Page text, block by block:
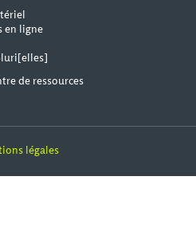
en ligne
de ressources
légales